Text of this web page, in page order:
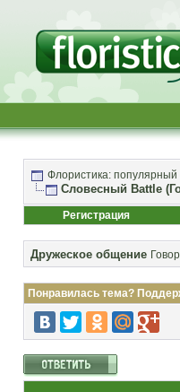
Флористика:
Словесный Battle
Регистрация
Дружеское общение
Понравилась тема?